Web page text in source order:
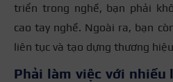
triển trong nghề, bạn phải
cao tay nghề. Ngoài ra, bạn
liên tục và tạo dựng thương
Phải làm việc với nhiều